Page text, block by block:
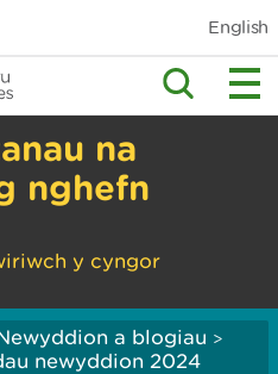
English
na
nghefn
y cyngor
a blogiau >
newyddion 2024